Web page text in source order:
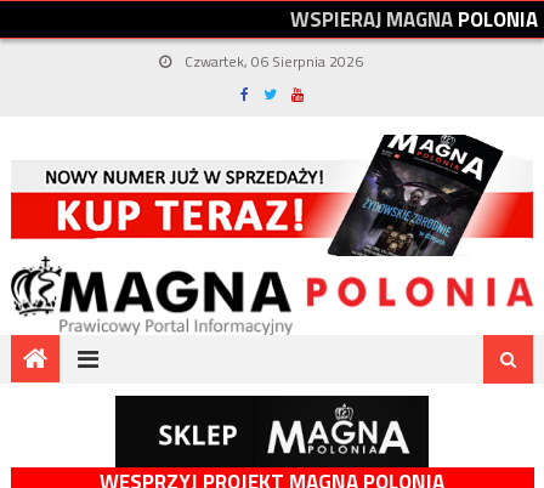
WSPIERAJMAGNAPOLONIA
Czwartek, 06 Sierpnia 2026
WESPRZYJ PROJEKT MAGNA POLONIA